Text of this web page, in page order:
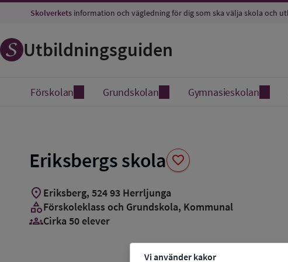
Vi använder kakor
Skolverkets information och vägledning för dig som ska välja skola och
Utbildningsguiden
Förskolan Grundskolan Gymnasieskolan
Eriksbergs skola favorite
Spara
location_on Eriksberg, 52493 Herrljunga
categoryFörskoleklass och Grundskola, Kommunal
groups_3Cirka 50 elever